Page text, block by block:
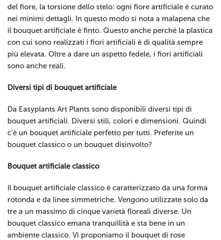
del fiore, la torsione dello stelo: ogni fiore artificiale è curato
nei minimi dettagli. In questo modo si nota a malapena che
il bouquet artificiale è finto. Questo anche perché la plastica
con cui sono realizzati i fiori artificiali è di qualità sempre
più elevata. Oltre a dare un aspetto fedele, i fiori artificiali
sono anche reali.
Diversi tipi di bouquet artificiale
Da Easyplants Art Plants sono disponibili diversi tipi di
bouquet artificiali. Diversi stili, colori e dimensioni. Quindi
c'è un bouquet artificiale perfetto per tutti. Preferite un
bouquet classico o un bouquet disinvolto?
Bouquet artificiale classico
Il bouquet artificiale classico è caratterizzato da una forma
rotonda e da linee simmetriche. Vengono utilizzate solo da
tre a un massimo di cinque varietà floreali diverse. Un
bouquet classico emana tranquillità e sta bene in un
ambiente classico. Vi proponiamo il bouquet di rose